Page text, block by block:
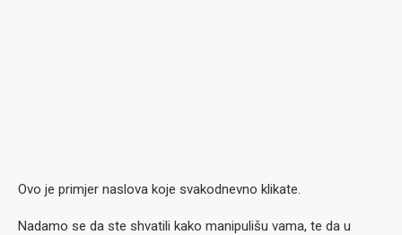
Ovo je primjer naslova koje svakodnevno klikate.
Nadamo se da ste shvatili kako manipulišu vama, te da u